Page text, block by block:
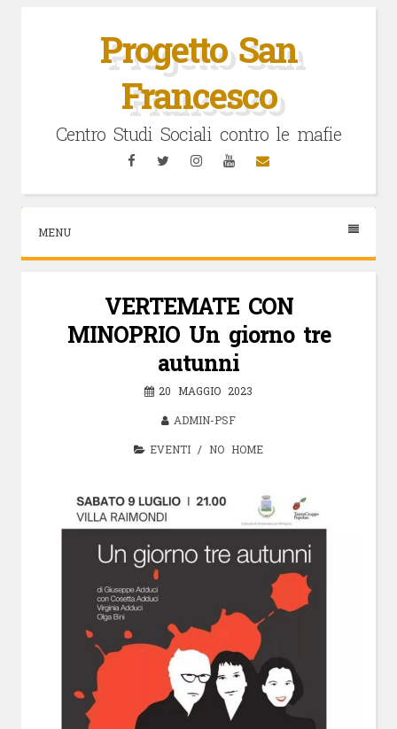
Progetto San
Francesco
Centro Studi Sociali contro le mafie
FacebookTwitterInstagramYouTubeEmail
MENU
VERTEMATE CON
MINOPRIO Un giorno tre
autunni
20 MAGGIO 2023
ADMIN-PSF
EVENTI / NO HOME